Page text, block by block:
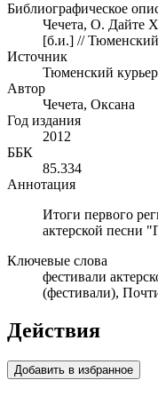
Библиографическое
Чечета, О. Дайте
[б.и.] //
Источник
Тюменский
Автор
Чечета, Оксана
Год издания
2012
ББК
85.334
Аннотация
Итоги первого
актерской песни
Ключевые слова
фестивали
(фестивали),
Действия
Добавить в избранное